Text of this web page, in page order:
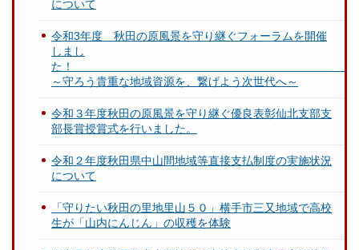
について
令和3年度 秋田の原風景を守り継ぐフォーラムを開催
しまし
～守ろう貴重な地域資源を、繋げよう次世代へ～
令和３年度秋田の原風景を守り継ぐ優良表彰仙北支部支
部長賞授賞式を行いました。
令和２年度秋田県中山間地域等直接支払制度の実施状況
について
「守りたい秋田の里地里山５０」横手市三又地域で高校
生が「山内にんじん」の収穫を体験